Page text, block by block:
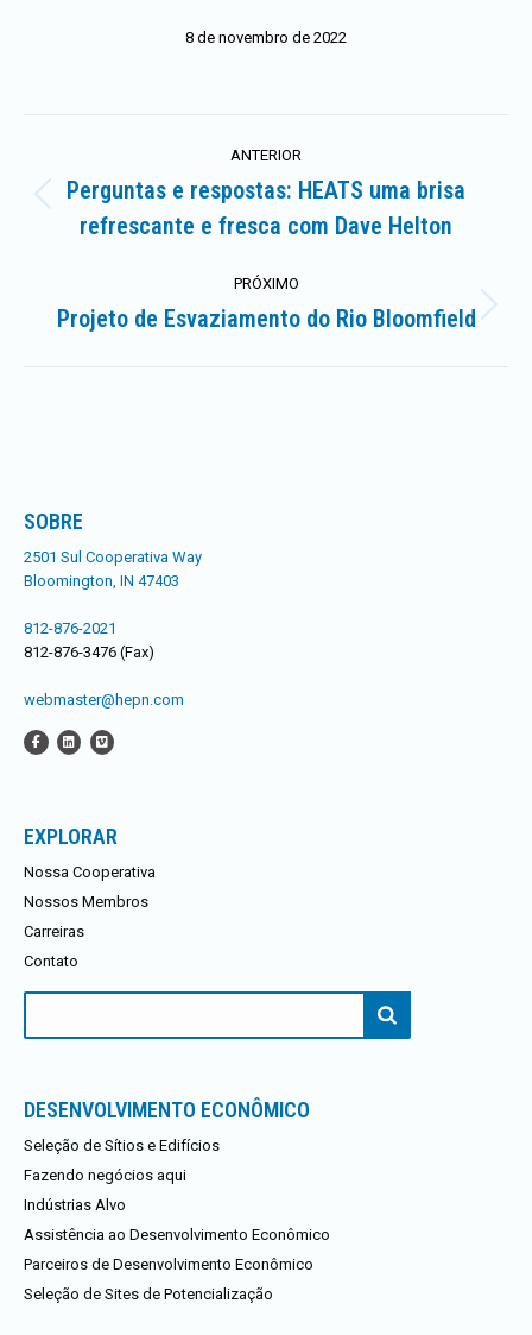
8 de novembro de 2022
de
artigos
ANTERIOR
anterior:
Perguntas e respostas: HEATS uma brisa
refrescante e fresca com Dave Helton
PRÓXIMO
Próximo
Projeto de Esvaziamento do Rio Bloomfield
SOBRE
2501 Sul Cooperativa Way
Bloomington, IN 47403
812-876-2021
812-876-3476 (Fax)
webmaster@hepn.com
EXPLORAR
Nossa Cooperativa
Nossos Membros
Carreiras
Contato
DESENVOLVIMENTO ECONÔMICO
Seleção de Sítios e Edifícios
Fazendo negócios aqui
Indústrias Alvo
Assistência ao Desenvolvimento Econômico
Parceiros de Desenvolvimento Econômico
Seleção de Sites de Potencialização